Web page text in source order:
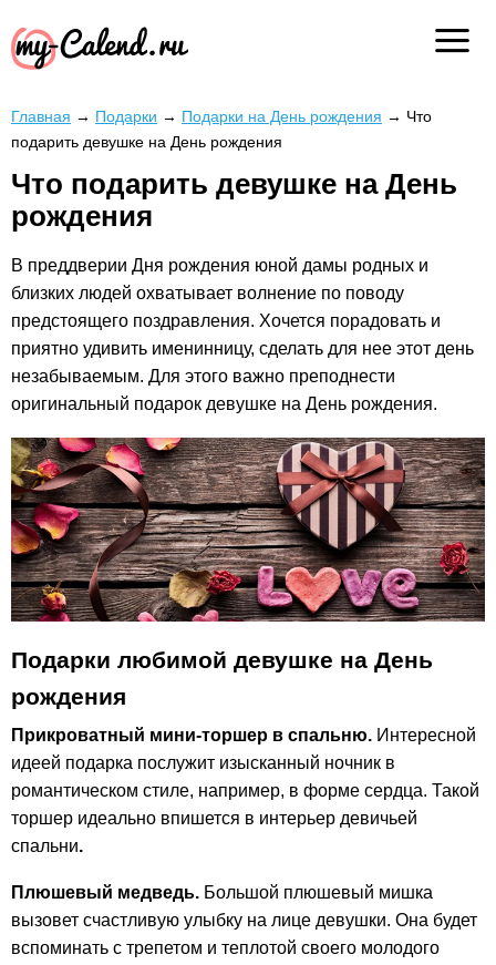
Главная → Подарки → Подарки на День рождения → Что
подарить девушке на День рождения
Что подарить девушке на День
рождения
В преддверии Дня рождения юной дамы родных и
близких людей охватывает волнение по поводу
предстоящего поздравления. Хочется порадовать и
приятно удивить именинницу, сделать для нее этот день
незабываемым. Для этого важно преподнести
оригинальный подарок девушке на День рождения.
Подарки любимой девушке на День
рождения
Прикроватный мини-торшер в спальню. Интересной
идеей подарка послужит изысканный ночник в
романтическом стиле, например, в форме сердца. Такой
торшер идеально впишется в интерьер девичьей
спальни.
Плюшевый медведь. Большой плюшевый мишка
вызовет счастливую улыбку на лице девушки. Она будет
вспоминать с трепетом и теплотой своего молодого